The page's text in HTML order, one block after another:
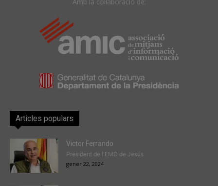
Amb la col·laboració de:
Articles populars
Victor Ferrando
President de l'EMD de Jesús
gener 22, 2024